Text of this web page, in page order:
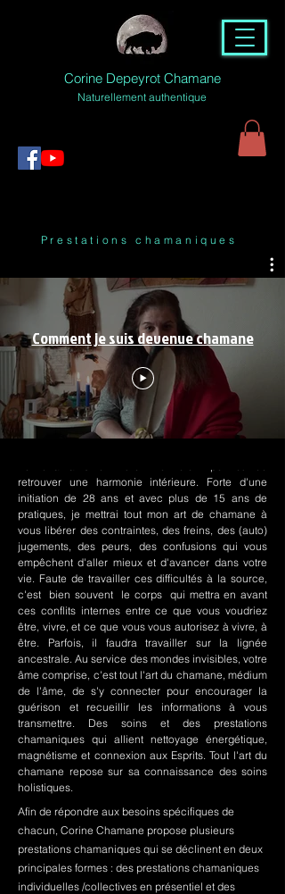
Corine Depeyrot Chamane
Naturellement authentique
Prestations chamaniques
Comment je suis devenue chamane
retrouver une harmonie intérieure. Forte d'une
initiation de 28 ans et avec plus de 15 ans de
pratiques, je mettrai tout mon art de chamane à
vous libérer des contraintes, des freins, des (auto)
jugements, des peurs, des confusions qui vous
empêchent d'aller mieux et d'avancer dans votre
vie. Faute de travailler ces difficultés à la source,
c'est bien souvent le corps qui mettra en avant
ces conflits internes entre ce que vous voudriez
être, vivre, et ce que vous vous autorisez à vivre, à
être. Parfois, il faudra travailler sur la lignée
ancestrale. Au service des mondes invisibles, votre
âme comprise, c'est tout l'art du chamane, médium
de l'âme, de s'y connecter pour encourager la
guérison et recueillir les informations à vous
transmettre. Des soins et des prestations
chamaniques qui allient nettoyage énergétique,
magnétisme et connexion aux Esprits. Tout l'art du
chamane repose sur sa connaissance des soins
holistiques.
Afin de répondre aux besoins spécifiques de
chacun, Corine Chamane propose plusieurs
prestations chamaniques qui se déclinent en deux
principales formes : des prestations chamaniques
individuelles /collectives en présentiel et des